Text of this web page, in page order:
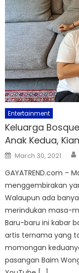
Entertainment
Keluarga
Anak Kedua,
Posted
on
March 30, 2021
GAYATREND.com –
menggembirakan
Walaupun ada
merindukan masa-
Baru-baru ini kabar
artis ternama yang
momongan
pasangan Baim